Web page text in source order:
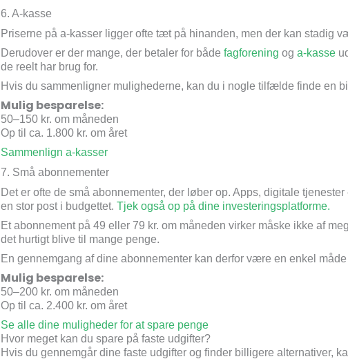
6. A-kasse
Priserne på a-kasser ligger ofte tæt på hinanden, men der kan stadig
Derudover er der mange, der betaler for både fagforening og a-kasse
de reelt har brug for.
Hvis du sammenligner mulighederne, kan du i nogle tilfælde finde en
Mulig besparelse:
50–150 kr. om måneden
Op til ca. 1.800 kr. om året
Sammenlign a-kasser
7. Små abonnementer
Det er ofte de små abonnementer, der løber op. Apps, digitale
en stor post i budgettet. Tjek også op på dine investeringsplatforme.
Et abonnement på 49 eller 79 kr. om måneden virker måske ikke af
det hurtigt blive til mange penge.
En gennemgang af dine abonnementer kan derfor være en enkel
Mulig besparelse:
50–200 kr. om måneden
Op til ca. 2.400 kr. om året
Se alle dine muligheder for at spare penge
Hvor meget kan du spare på faste udgifter?
Hvis du gennemgår dine faste udgifter og finder billigere alternativer,